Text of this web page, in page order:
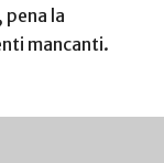
la
mancanti.